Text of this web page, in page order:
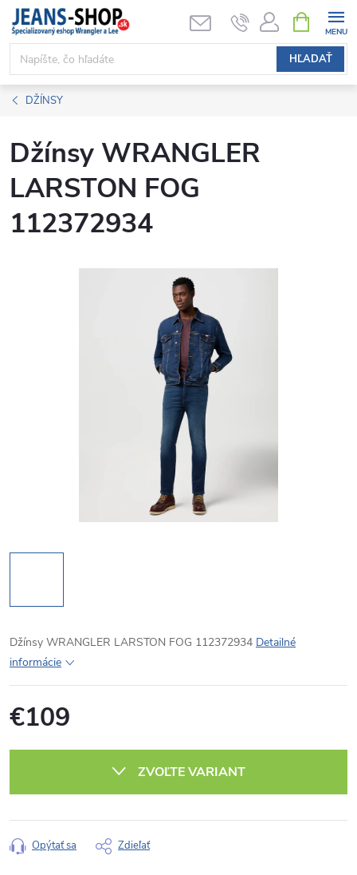
Prejsť
obsah
HĽADAŤ
KOŠÍK
DŽÍNSY
Džínsy WRANGLER
LARSTON FOG
112372934
Džínsy WRANGLER LARSTON FOG 112372934 Detailné
informácie
€109
ZVOĽTE VARIANT
Opýtať sa Zdieľať